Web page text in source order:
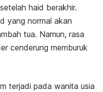
haid berakhir.
yang normal akan
tua. Namun, rasa
cenderung memburuk
terjadi pada wanita usia